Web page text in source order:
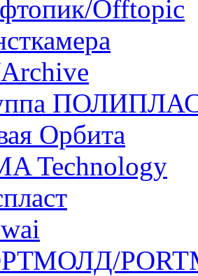
Offtopic
Орбита
Technology